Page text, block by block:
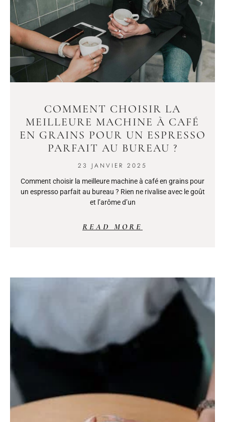
COMMENT CHOISIR LA
MEILLEURE MACHINE À CAFÉ
EN GRAINS POUR UN ESPRESSO
PARFAIT AU BUREAU ?
23 JANVIER 2025
Comment choisir la meilleure machine à café en grains pour
un espresso parfait au bureau ? Rien ne rivalise avec le goût
et l’arôme d’un
READ MORE